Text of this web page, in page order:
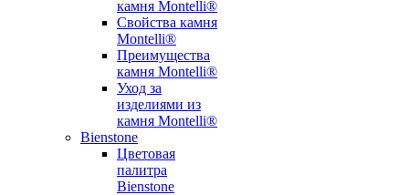
камня Montelli®
Свойства камня
Montelli®
Преимущества
камня Montelli®
Уход за
изделиями из
камня Montelli®
Bienstone
Цветовая
палитра
Bienstone